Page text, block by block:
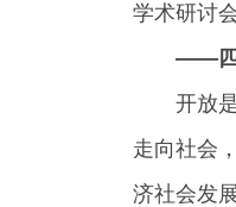
学术研讨
——四
开放
走向社会
济社会发